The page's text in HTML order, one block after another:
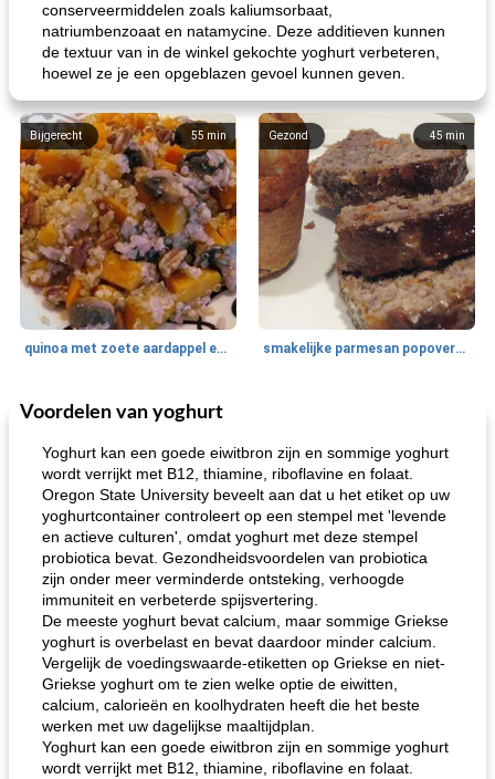
conserveermiddelen zoals kaliumsorbaat,
natriumbenzoaat en natamycine. Deze additieven kunnen
de textuur van in de winkel gekochte yoghurt verbeteren,
hoewel ze je een opgeblazen gevoel kunnen geven.
55 min
Bijgerecht
quinoa met zoete aardappel en champignons
45min
Gezond
smakelijke parmesan popovers (gezonder!)
40min
One Dish Meal
gemakkelijke rijst en hamburger een gerecht diner
Voordelen van yoghurt
Yoghurt kan een goede eiwitbron zijn en sommige yoghurt
wordt verrijkt met B12, thiamine, riboflavine en folaat.
Oregon State University beveelt aan dat u het etiket op uw
yoghurtcontainer controleert op een stempel met 'levende
en actieve culturen', omdat yoghurt met deze stempel
probiotica bevat. Gezondheidsvoordelen van probiotica
zijn onder meer verminderde ontsteking, verhoogde
immuniteit en verbeterde spijsvertering.
De meeste yoghurt bevat calcium, maar sommige Griekse
yoghurt is overbelast en bevat daardoor minder calcium.
Vergelijk de voedingswaarde-etiketten op Griekse en niet-
Griekse yoghurt om te zien welke optie de eiwitten,
calcium, calorieën en koolhydraten heeft die het beste
werken met uw dagelijkse maaltijdplan.
Yoghurt kan een goede eiwitbron zijn en sommige yoghurt
wordt verrijkt met B12, thiamine, riboflavine en folaat.